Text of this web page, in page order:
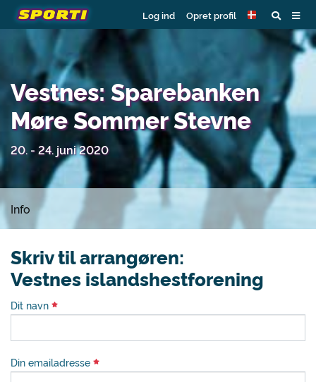
Log ind Opret profil
Vestnes: Sparebanken
Møre Sommer Stevne
20. - 24. juni 2020
Info
Skriv til arrangøren:
Vestnes islandshestforening
Dit navn
Din emailadresse